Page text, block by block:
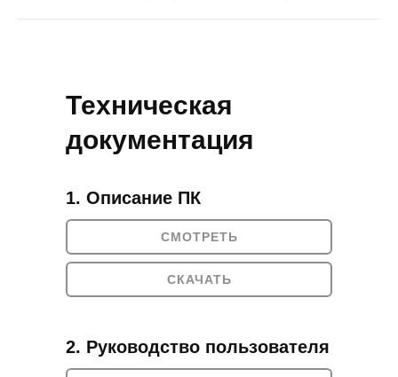
2. Руководство пользователя
1. Описание ПК
Техническая
документация
СМОТРЕТЬ
СКАЧАТЬ